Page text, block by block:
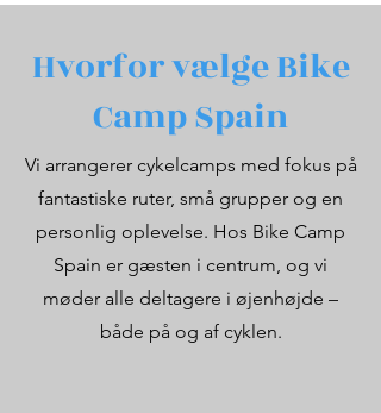
Hvorfor vælge Bike
Camp Spain
Vi arrangerer cykelcamps med fokus på
fantastiske ruter, små grupper og en
personlig oplevelse. Hos Bike Camp
Spain er gæsten i centrum, og vi
møder alle deltagere i øjenhøjde –
både på og af cyklen.